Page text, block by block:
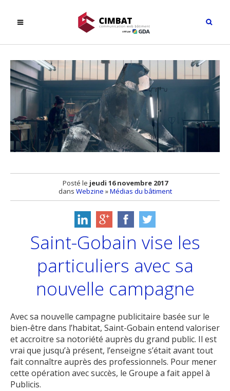
Posté le jeudi 16 novembre 2017
dans Webzine »Médias du bâtiment
Saint-Gobain vise les
particuliers avec sa
nouvelle campagne
Avec sa nouvelle campagne publicitaire basée sur le
bien-être dans l’habitat, Saint-Gobain entend valoriser
et accroitre sa notoriété auprès du grand public. Il est
vrai que jusqu’à présent, l’enseigne s’était avant tout
fait connaître auprès des professionnels. Pour mener
cette opération avec succès, le Groupe a fait appel à
Publicis.